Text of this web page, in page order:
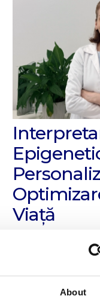
About
Viață
de Dr. Dronca